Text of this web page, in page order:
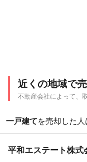
近くの地域で
不動産会社によって、
一戸建てを売却した
平和エステート株式